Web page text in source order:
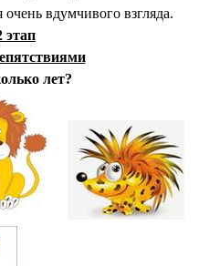
вдумчивого взгляда.
этап
лет?